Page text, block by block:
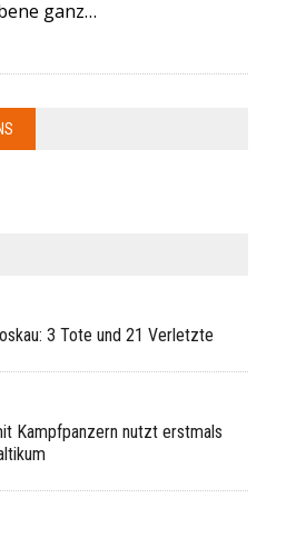
ganz…
3 Tote und 21 Verletzte
Kampfpanzern nutzt erstmals